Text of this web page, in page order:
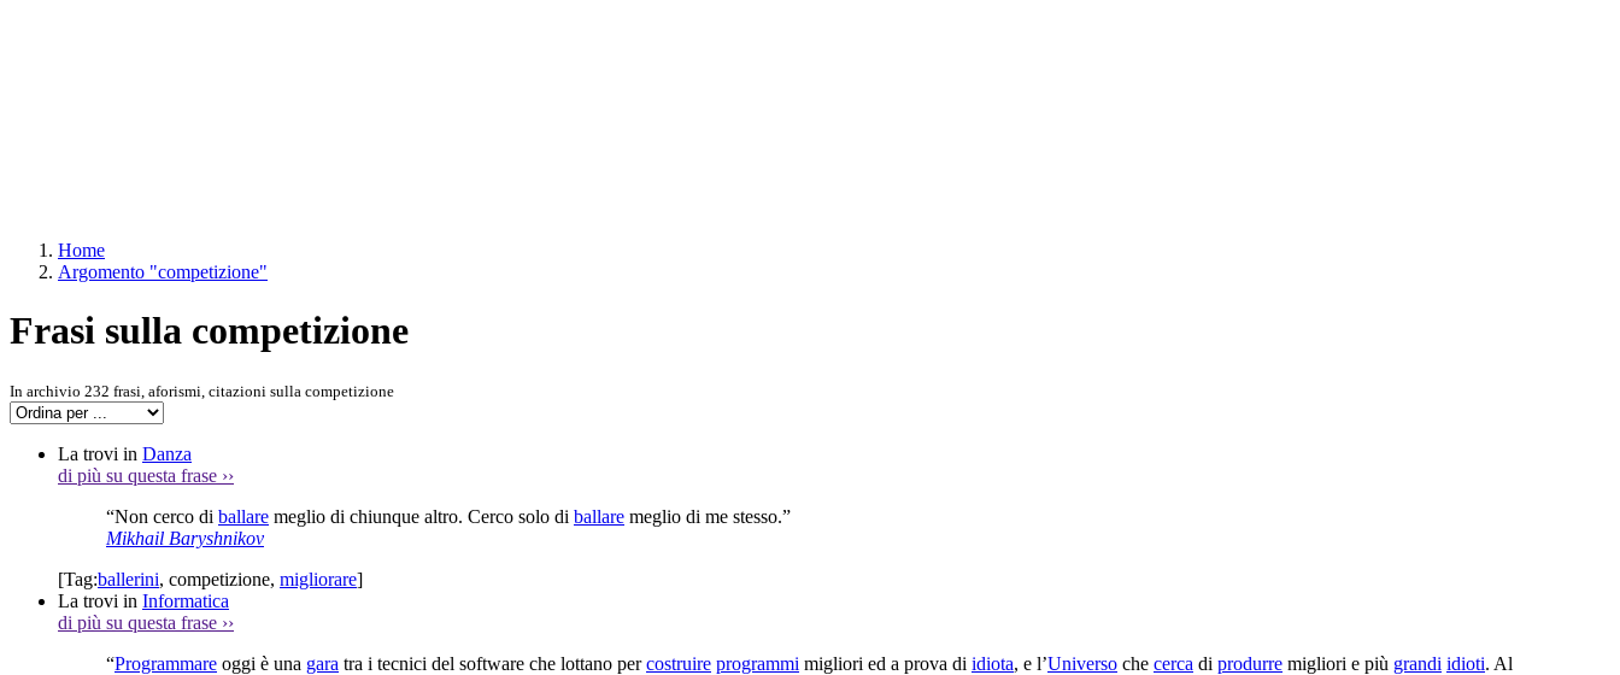
Home
Argomento "competizione"
Frasi sulla competizione
In archivio 232 frasi, aforismi, citazioni sulla competizione
La trovi in Danza
di più su questa frase ››
“Non cerco di ballare meglio di chiunque altro. Cerco solo di ballare meglio di me stesso.”
Mikhail Baryshnikov
[Tag:ballerini, competizione, migliorare]
La trovi in Informatica
di più su questa frase ››
“Programmare oggi è una gara tra i tecnici del software che lottano percostruire programmi migliori ed a prova di idiota, e l’Universo che cerca di produrre migliori e più grandi idioti. Al